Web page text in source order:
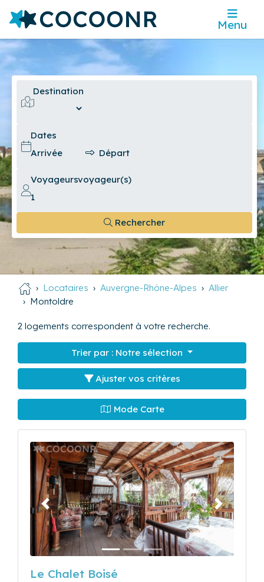
Menu
Destination
Dates
Voyageursvoyageur(s)
Rechercher
Locataires Auvergne-Rhône-Alpes
Allier
Montoldre
2 logements correspondent à votre recherche.
Trier par : Notre sélection
Ajuster vos critères
Mode Carte
Précédent Suivant
Le Chalet Boisé